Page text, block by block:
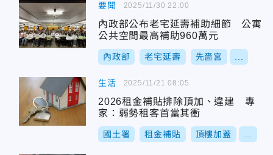
要聞
內政部公布老宅延壽補助細節 公寓
公共空間最高補助960萬元
內政部 老宅延壽 先嗇宮
2025/11/30 22:00
生活
2026租金補貼排除頂加、違建 專
家：弱勢租客首當其衝
國土署 租金補貼 頂樓加蓋
2025/11/21 08:05